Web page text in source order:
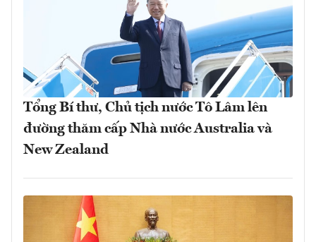
Tổng Bí thư, Chủ tịch nước Tô Lâm lên
đường thăm cấp Nhà nước Australia và
New Zealand